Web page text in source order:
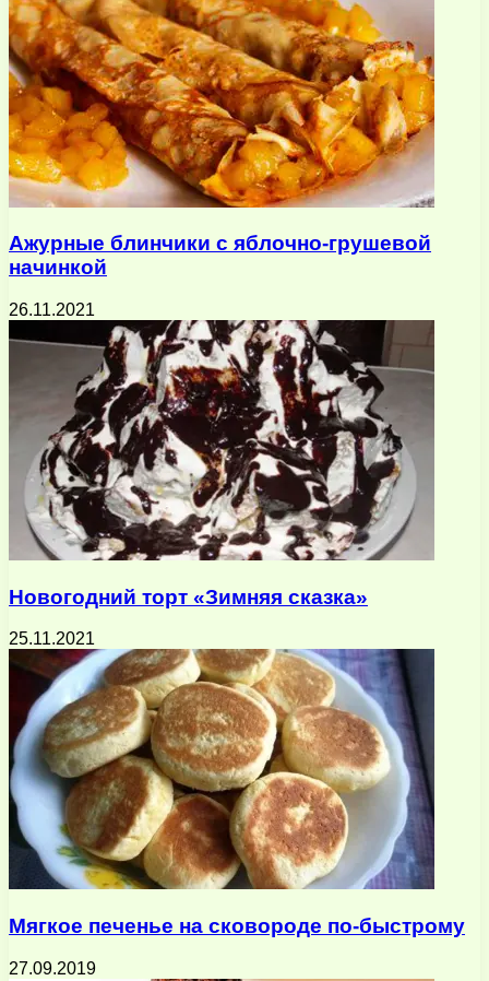
Ажурные блинчики с яблочно-грушевой
начинкой
26.11.2021
Новогодний торт «Зимняя сказка»
25.11.2021
Мягкое печенье на сковороде по-быстрому
27.09.2019